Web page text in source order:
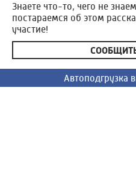
Знаете что-то, чего не
постараемся об этом
участие!
Автоподгрузка
Автоподгрузка
Автоподгрузка
Автоподгрузка